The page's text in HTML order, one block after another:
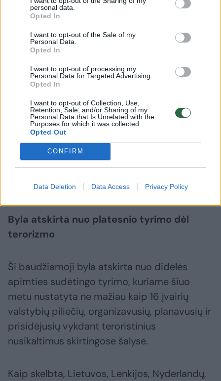
personal data.
Opted In
I want to opt-out of the Sale of my
Personal Data.
Opted In
I want to opt-out of processing my
Personal Data for Targeted Advertising.
Opted In
I want to opt-out of Collection, Use,
Retention, Sale, and/or Sharing of my
Personal Data that Is Unrelated with the
Purposes for which it was collected.
Opted Out
CONFIRM
Data Deletion Data Access Privacy Policy
Pagarsinus kaltinamąjį aktą, visi kaltinamieji
byloje pareiškė nepripažįstantys savo kaltės.
Penktadienį į teismą liudyti pakviesta
sutuoktinė, tačiau ši pasinaudojo galimybe
atsisakyti duoti parodymus.
Kitas teismo posėdis šioje byloje numatytas
gegužės 6 d. Jame planuojama apklausti
liudytojus.
Byla atskirta nuo platesnio tyrimo dėl
terorizmo
Ši baudžiamoji byla atskirta nuo didelės
apimties sudėtingo tyrimo, kuriame šiuo
metu nustatyta ne mažiau kaip 16 įvairių
valstybių piliečių, organizavusių, planavusių ir
prisidėjusių vykdant teroristinius
nusikaltimus skirtingose šalyse.
Kaip skelbta, Lietuvos, Lenkijos, Nyderlandų,